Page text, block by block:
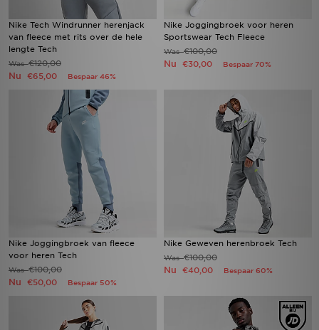
Nike Tech Windrunner herenjack
van fleece met rits over de hele
lengte Tech
Was€120,00
Nu €65,00 Bespaar 46%
Nike Joggingbroek voor heren
Sportswear Tech Fleece
Was€100,00
Nu €30,00 Bespaar 70%
Nike Joggingbroek van fleece
voor heren Tech
Was€100,00
Nu €50,00 Bespaar 50%
Nike Geweven herenbroek Tech
Was€100,00
Nu €40,00 Bespaar 60%